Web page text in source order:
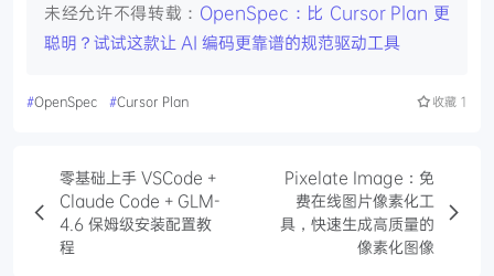
未经允许不得转载： OpenSpec：比 Cursor Plan 更
聪明？试试这款让 AI 编码更靠谱的规范驱动工具
#OpenSpec #Cursor Plan 收藏 1
零基础上手 VSCode +
Claude Code + GLM-
4.6 保姆级安装配置教
程
Pixelate Image：免
费在线图片像素化工
具，快速生成高质量的
像素化图像